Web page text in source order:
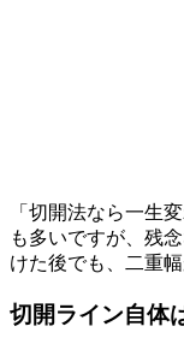
「切開法なら一生
も多いですが、残
けた後でも、二重
切開ライン自体